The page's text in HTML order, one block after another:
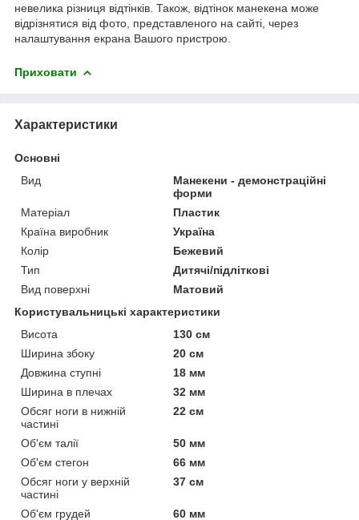
невелика різниця відтінків. Також, відтінок манекена може
відрізнятися від фото, представленого на сайті, через
налаштування екрана Вашого пристрою.
Приховати
Характеристики
Основні
Вид
Манекени - демонстраційні
форми
Матеріал
Пластик
Країна виробник
Україна
Колір
Бежевий
Тип
Дитячі/підліткові
Вид поверхні
Матовий
Користувальницькі характеристики
Висота
130 см
Ширина збоку
20 см
Довжина ступні
18 мм
Ширина в плечах
32 мм
Обсяг ноги в нижній
частині
22 см
Об'єм талії
50 мм
Об'єм стегон
66 мм
Обсяг ноги у верхній
частині
37 см
Об'єм грудей 60 мм